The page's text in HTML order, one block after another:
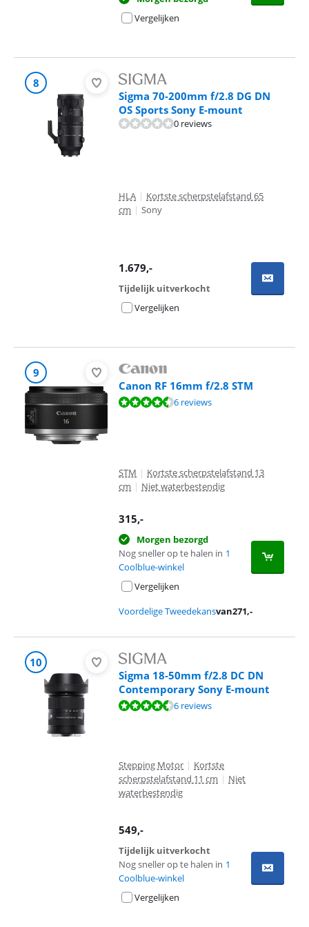
Vergelijken
8
Sigma 70-200mm f/2.8 DG DN
OS Sports Sony E-mount
0 reviews
HLA | Kortste scherpstelafstand 65
cm | Sony
1.679,-
Tijdelijk uitverkocht
Vergelijken
9
Canon RF 16mm f/2.8 STM
Beoordeling is 8,9 van de 10, gebaseerd op 6 reviews.
6 reviews
STM | Kortste scherpstelafstand 13
cm | Niet waterbestendig
315,-
Morgen bezorgd
Nog sneller op te halen in 1
Coolblue-winkel
Vergelijken
Voordelige Tweedekansvan271,-
10
Sigma 18-50mm f/2.8 DC DN
Contemporary Sony E-mount
Beoordeling is 9,3 van de 10, gebaseerd op 6 reviews.
6 reviews
Stepping Motor | Kortste
scherpstelafstand 11 cm | Niet
waterbestendig
549,-
Tijdelijk uitverkocht
Nog sneller op te halen in 1
Coolblue-winkel
Vergelijken